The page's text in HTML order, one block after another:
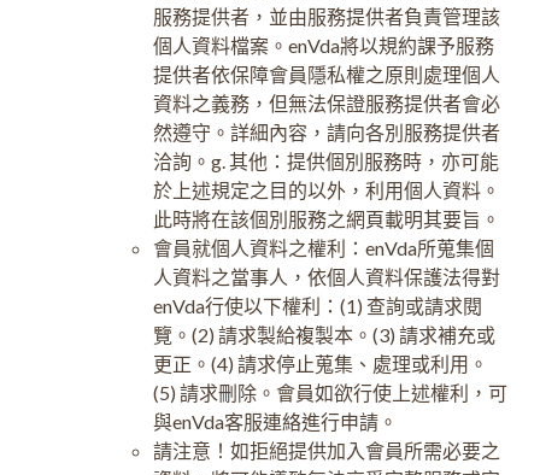
服務提供者，並由服務提供者負責管理該
個人資料檔案。enVda將以規約課予服務
提供者依保障會員隱私權之原則處理個人
資料之義務，但無法保證服務提供者會必
然遵守。詳細內容，請向各別服務提供者
洽詢。g. 其他：提供個別服務時，亦可能
於上述規定之目的以外，利用個人資料。
此時將在該個別服務之網頁載明其要旨。
會員就個人資料之權利：enVda所蒐集個
人資料之當事人，依個人資料保護法得對
enVda行使以下權利：(1) 查詢或請求閱
覽。(2) 請求製給複製本。(3) 請求補充或
更正。(4) 請求停止蒐集、處理或利用。
(5) 請求刪除。會員如欲行使上述權利，可
與enVda客服連絡進行申請。
請注意！如拒絕提供加入會員所需必要之